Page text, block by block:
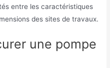
entre les caractéristiques
des sites de travaux.
une pompe